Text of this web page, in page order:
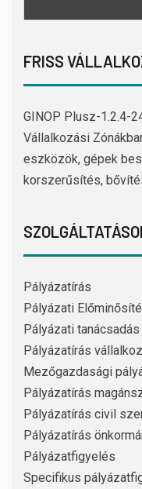
FRISS
GINOP Plusz-1.2.4-
Vállalkozási
eszközök, gépek
korszerűsítés,
Pályázatírás
Pályázati
Pályázati tanácsadás
Pályázatírás
Mezőgazdasági
Pályázatírás
Pályázatírás civil
Pályázatírás
Pályázatfigyelés
Specifikus